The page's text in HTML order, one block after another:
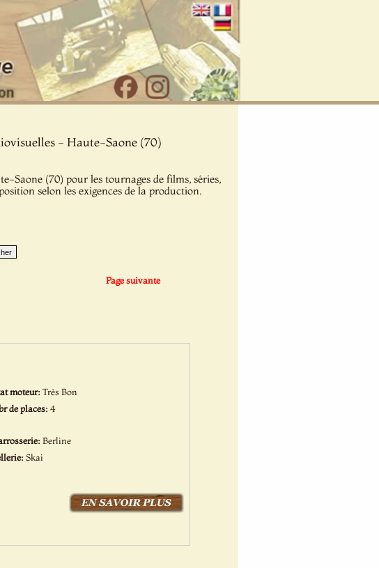
- Haute-Saone (70)
Saone (70) pour les tournages de films, séries,
selon les exigences de la production.
Page suivante
moteur: Très Bon
de places: 4
Berline
Skai